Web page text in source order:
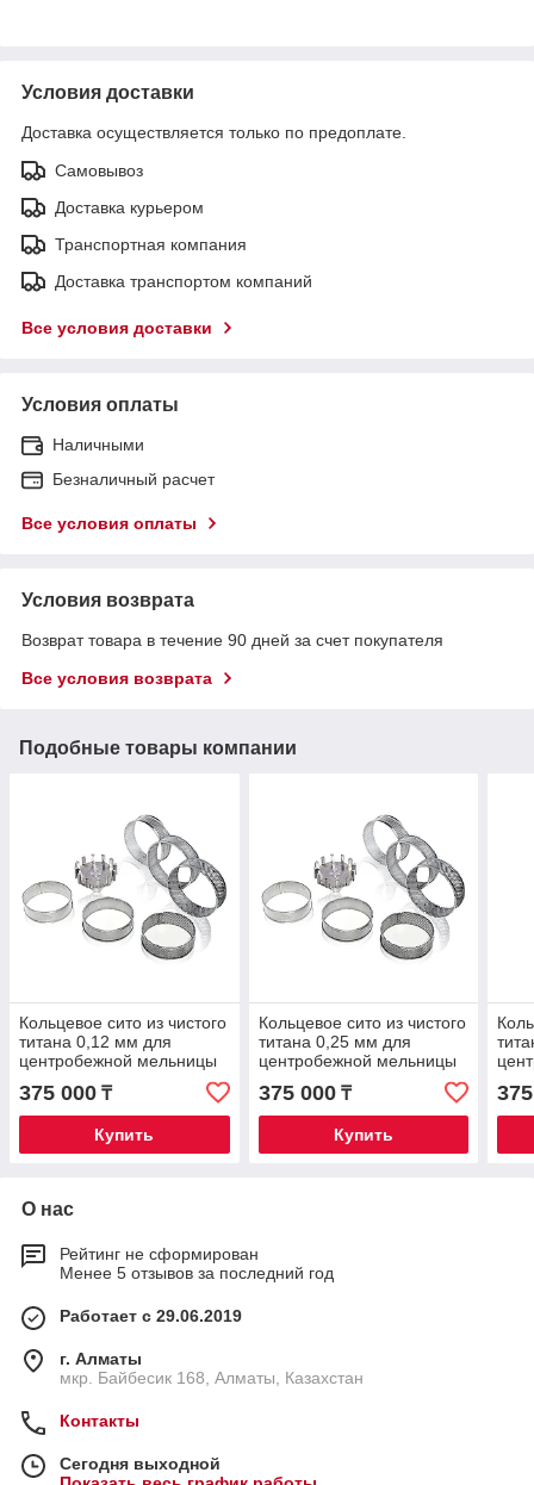
Условия доставки
Доставка осуществляется только по предоплате.
Самовывоз
Доставка курьером
Транспортная компания
Доставка транспортом компаний
Все условия доставки
Условия оплаты
Наличными
Безналичный расчет
Все условия оплаты
Условия возврата
Возврат товара в течение 90 дней за счет покупателя
Все условия возврата
Подобные товары компании
Кольцевое сито из чистого
титана 0,12 мм для
центробежной мельницы
375 000 ₸
Купить
Кольцевое сито из чистого
титана 0,25 мм для
центробежной мельницы
375 000₸
Купить
О нас
Рейтинг не сформирован
Менее 5 отзывов за последний год
Работает с 29.06.2019
г. Алматы
мкр. Байбесик 168, Алматы, Казахстан
Контакты
Сегодня выходной